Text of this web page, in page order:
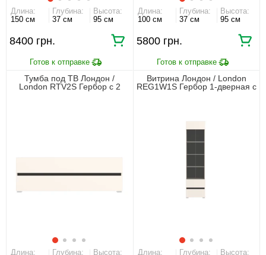
Длина:
150 см
Глубина:
37 см
Высота:
95 см
8400 грн.
Длина:
100 см
Глубина:
37 см
Высота:
95 см
5800 грн.
Тумба под ТВ Лондон /
London RTV2S Гербор с 2
Длина: Глубина: Высота:
Витрина Лондон / London
REG1W1S Гербор 1-дверная с
Длина: Глубина: Высота: